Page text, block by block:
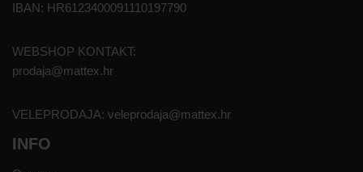
IBAN: HR6123400091110197790
WEBSHOP KONTAKT:
prodaja@mattex.hr
VELEPRODAJA: veleprodaja@mattex.hr
INFO